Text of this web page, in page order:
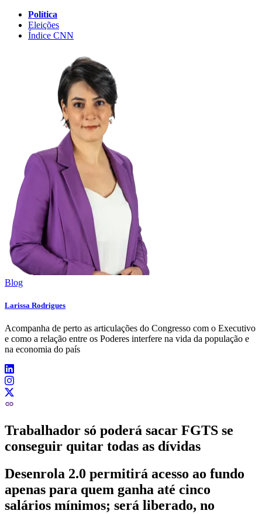
Política
Eleições
Índice CNN
Blog
Larissa Rodrigues
Acompanha de perto as articulações do Congresso com o Executivo
e como a relação entre os Poderes interfere na vida da população e
na economia do país
Trabalhador só poderá sacar FGTS se
conseguir quitar todas as dívidas
Desenrola 2.0 permitirá acesso ao fundo
apenas para quem ganha até cinco
salários mínimos; será liberado, no